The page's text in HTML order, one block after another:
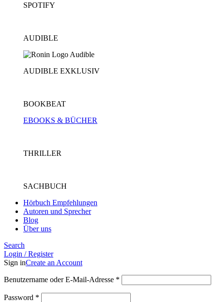
SPOTIFY
AUDIBLE
AUDIBLE EXKLUSIV
BOOKBEAT
EBOOKS & BÜCHER
THRILLER
SACHBUCH
Hörbuch Empfehlungen
Autoren und Sprecher
Blog
Über uns
Search
Login / Register
Sign inCreate an Account
Benutzername oder E-Mail-Adresse *
Password *